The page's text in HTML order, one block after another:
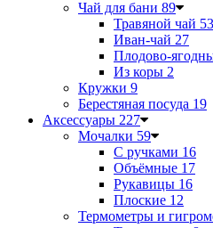
Чай для бани 89
Травяной чай 53
Иван-чай 27
Плодово-
Из коры 2
Кружки 9
Берестяная посуда 19
Аксессуары 227
Мочалки 59
С ручками 16
Объёмные 17
Рукавицы 16
Плоские 12
Термометры и